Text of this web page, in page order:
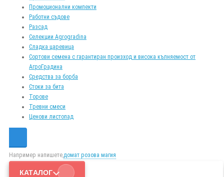
Промоционални компекти
Работни съдове
Разсад
Селекции Agrogradina
Сладка царевица
Сортови семена с гарантиран произход и висока кълняемост от
АгроГрадина
Средства за борба
Стоки за бита
Торове
Тревни смеси
Ценови листопад
Например напишете,домат розова магия
КАТАЛОГ